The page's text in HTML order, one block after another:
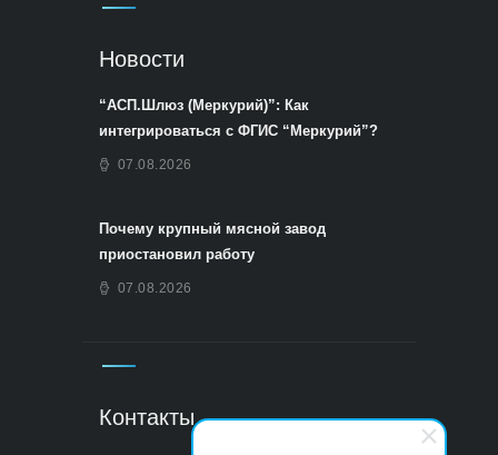
Новости
“АСП.Шлюз (Меркурий)”: Как
интегрироваться с ФГИС “Меркурий”?
07.08.2026
Почему крупный мясной завод
приостановил работу
07.08.2026
Контакты